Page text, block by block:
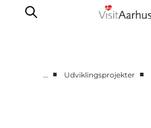
… ■ Udviklingsprojekter ■